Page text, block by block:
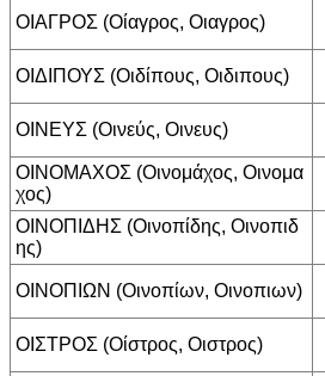
ΟΙΑΓΡΟΣ (Οίαγρος, Οιαγρος)
ΟΙΔΙΠΟΥΣ (Οιδίπους, Οιδιπους)
ΟΙΝΕΥΣ (Οινεύς, Οινευς)
ΟΙΝΟΜΑΧΟΣ (Οινομάχος, Οινομα
χος)
ΟΙΝΟΠΙΔΗΣ (Οινοπίδης, Οινοπιδ
ης)
ΟΙΝΟΠΙΩΝ (Οινοπίων, Οινοπιων)
ΟΙΣΤΡΟΣ (Οίστρος, Οιστρος)